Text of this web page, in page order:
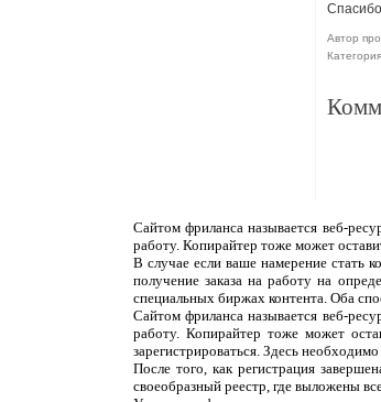
Автор
Сайтом фриланса называется веб-
работу. Копирайтер тоже может
В случае если ваше намерение стать
получение заказа на работу на
специальных биржах контента. Оба
Сайтом фриланса называется веб-
работу. Копирайтер тоже может
зарегистрироваться. Здесь
После того, как регистрация
своеобразный реестр, где выложены